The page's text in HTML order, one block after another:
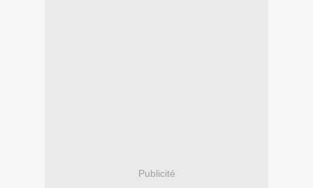
Publicité